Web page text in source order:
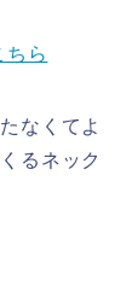
ら
なくてよ
るネック